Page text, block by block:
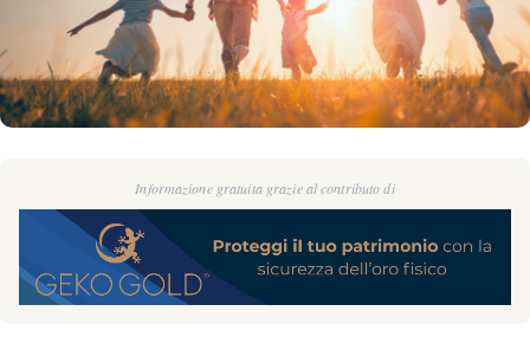
Informazione gratuita grazie al contributo di